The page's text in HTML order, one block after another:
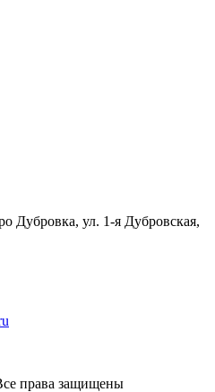
Дубровка, ул. 1-я Дубровская,
права защищены